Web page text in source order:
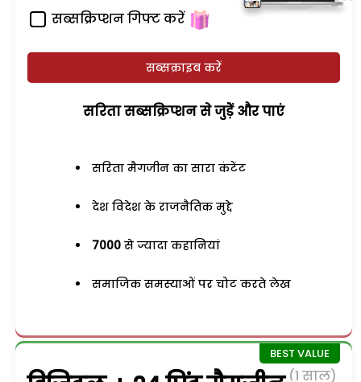
सब्सक्रिप्शन गिफ्ट करें
सब्सक्राइब करें
सरिता सब्सक्रिप्शन से जुड़ेें और पाएं
सरिता मैगजीन का सारा कंटेंट
देश विदेश के राजनैतिक मुद्दे
7000 से ज्यादा कहानियां
समाजिक समस्याओं पर चोट करते लेख
(1 साल)